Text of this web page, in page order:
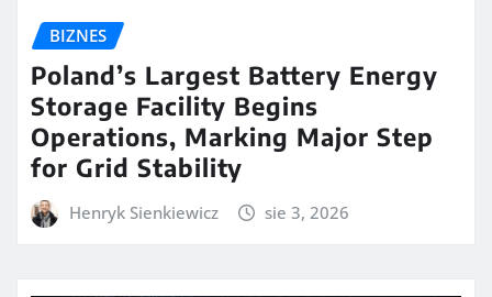
BIZNES
Poland’s Largest Battery Energy
Storage Facility Begins
Operations, Marking Major Step
for Grid Stability
Henryk Sienkiewicz sie 3, 2026